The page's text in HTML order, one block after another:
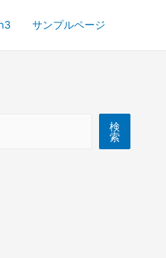
サンプルページ
検
索